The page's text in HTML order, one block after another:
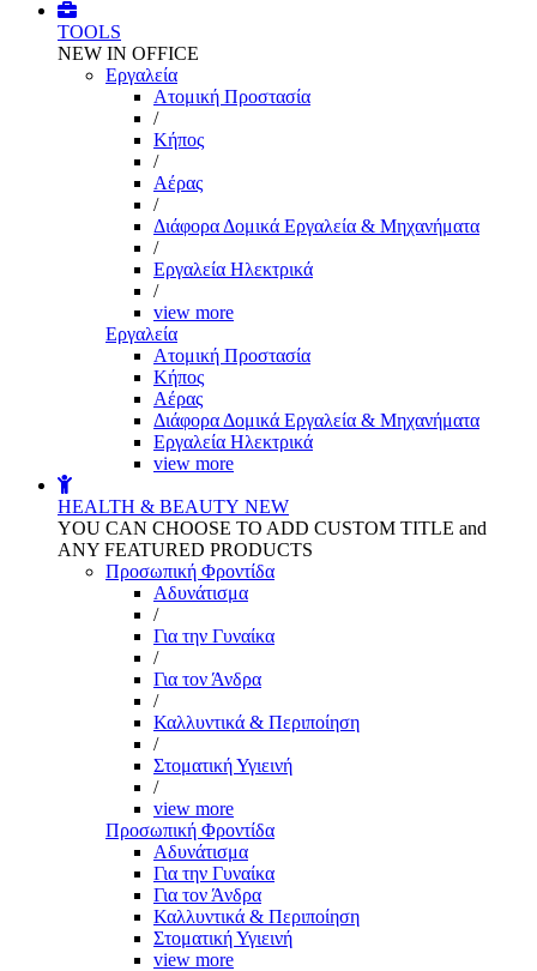
TOOLS
NEW IN OFFICE
Εργαλεία
Aτομική Προστασία
/
Kήπος
/
Αέρας
/
Διάφορα Δομικά Εργαλεία & Μηχανήματα
/
Εργαλεία Ηλεκτρικά
/
view more
Εργαλεία
Aτομική Προστασία
Kήπος
Αέρας
Διάφορα Δομικά Εργαλεία & Μηχανήματα
Εργαλεία Ηλεκτρικά
view more
HEALTH & BEAUTY NEW
YOU CAN CHOOSE TO ADD CUSTOM TITLE and
ANY FEATURED PRODUCTS
Προσωπική Φροντίδα
Αδυνάτισμα
/
Για την Γυναίκα
/
Για τον Άνδρα
/
Καλλυντικά & Περιποίηση
/
Στοματική Υγιεινή
/
view more
Προσωπική Φροντίδα
Αδυνάτισμα
Για την Γυναίκα
Για τον Άνδρα
Καλλυντικά & Περιποίηση
Στοματική Υγιεινή
view more